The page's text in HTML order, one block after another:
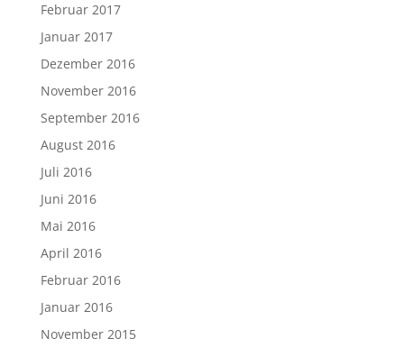
Februar 2017
Januar 2017
Dezember 2016
November 2016
September 2016
August 2016
Juli 2016
Juni 2016
Mai 2016
April 2016
Februar 2016
Januar 2016
November 2015